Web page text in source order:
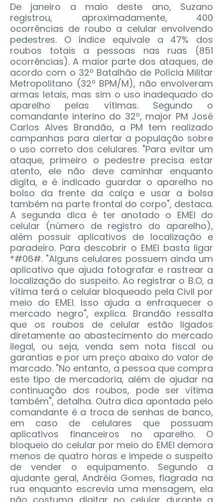
De janeiro a maio deste ano, Suzano
registrou, aproximadamente, 400
ocorrências de roubo a celular envolvendo
pedestres. O índice equivale a 47% dos
roubos totais a pessoas nas ruas (851
ocorrências). A maior parte dos ataques, de
acordo com o 32º Batalhão de Polícia Militar
Metropolitano (32º BPM/M), não envolveram
armas letais, mas sim o uso inadequado do
aparelho pelas vítimas.Segundo o
comandante interino do 32º, major PM José
Carlos Alves Brandão, a PM tem realizado
campanhas para alertar a população sobre
o uso correto dos celulares. "Para evitar um
ataque, primeiro o pedestre precisa estar
atento, ele não deve caminhar enquanto
digita, e é indicado guardar o aparelho no
bolso da frente da calça e usar a bolsa
também na parte frontal do corpo", destaca.
A segunda dica é ter anotado o EMEI do
celular (número de registro do aparelho),
além possuir aplicativos de localização e
paradeiro. Para descobrir o EMEI basta ligar
*#06#. "Alguns celulares possuem ainda um
aplicativo que ajuda fotografar e rastrear a
localização do suspeito. Ao registrar o B.O, a
vítima terá o celular bloqueado pela Civil por
meio do EMEI. Isso ajuda a enfraquecer o
mercado negro", explica. Brandão ressalta
que os roubos de celular estão ligados
diretamente ao abastecimento do mercado
ilegal, ou seja, venda sem nota fiscal ou
garantias e por um preço abaixo do valor de
marcado. "No entanto, a pessoa que compra
este tipo de mercadoria, além de ajudar na
continuação dos roubos, pode ser vítima
também", detalha. Outra dica apontada pelo
comandante é a troca de senhas de banco,
em caso de celulares que possuam
aplicativos financeiros no aparelho. O
bloqueio do celular por meio do EMEI demora
menos de quatro horas e impede o suspeito
de vender o equipamento. Segundo a
ajudante geral, Andréia Gomes, flagrada na
rua enquanto escrevia uma mensagem, ela